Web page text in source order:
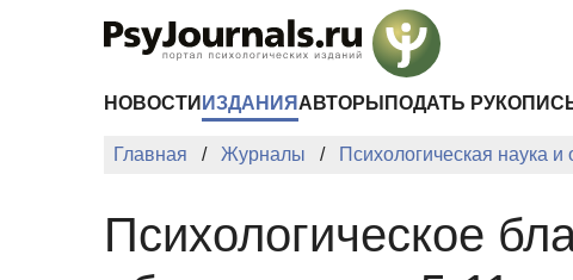
НОВОСТИ ИЗДАНИЯ АВТОРЫ ПОДАТЬ
Главная Журналы Психологическая наука и
Психологическое